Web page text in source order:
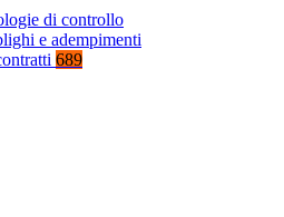
di controllo
e adempimenti
689